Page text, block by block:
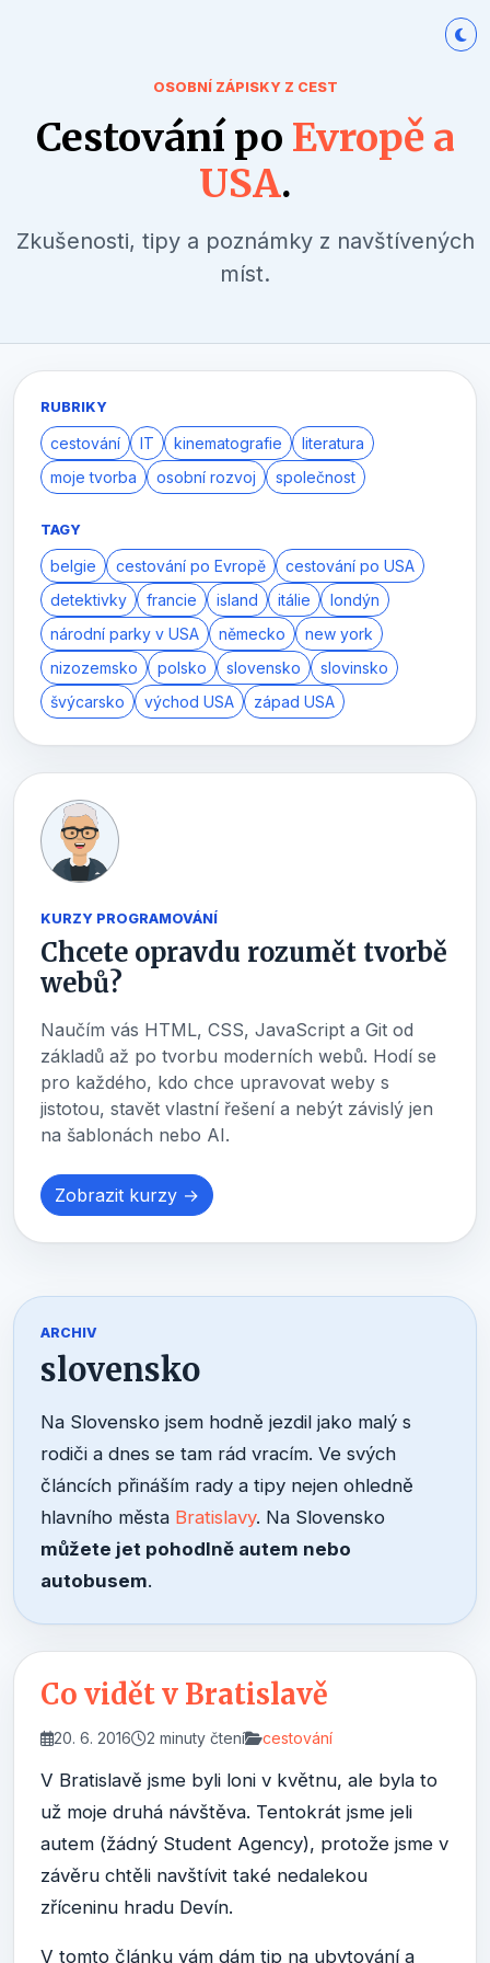
OSOBNÍ ZÁPISKY Z CEST
Cestování po Evropě a
USA.
Zkušenosti, tipy a poznámky z navštívených
míst.
RUBRIKY
cestování IT kinematografie
literatura
moje tvorba
osobní rozvoj společnost
TAGY
belgie cestování po Evropě
cestování po USA
detektivky
francie island itálie
londýn
národní parky v USA
německo
new york
nizozemsko
polsko slovensko
slovinsko
švýcarsko
východ USA západ USA
KURZY PROGRAMOVÁNÍ
Chcete opravdu rozumět tvorbě
webů?
Naučím vás HTML, CSS, JavaScript a Git od
základů až po tvorbu moderních webů. Hodí se
pro každého, kdo chce upravovat weby s
jistotou, stavět vlastní řešení a nebýt závislý jen
na šablonách nebo AI.
Zobrazit kurzy →
ARCHIV
slovensko
Na Slovensko jsem hodně jezdil jako malý s
rodiči a dnes se tam rád vracím. Ve svých
článcích přináším rady a tipy nejen ohledně
hlavního města Bratislavy. Na Slovensko
můžete jet pohodlně autem nebo
autobusem.
Co vidět v Bratislavě
20. 6. 2016 2 minuty čtení cestování
V Bratislavě jsme byli loni v květnu, ale byla to
už moje druhá návštěva. Tentokrát jsme jeli
autem (žádný Student Agency), protože jsme v
závěru chtěli navštívit také nedalekou
zříceninu hradu Devín.
V tomto článku vám dám tip na ubytování a